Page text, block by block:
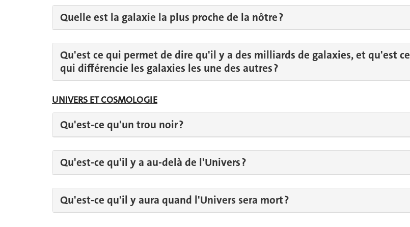
Quelle est la galaxie la plus proche de la nôtre ?
Qu'est ce qui permet de dire qu'il y a des milliards de galaxies, et qu'est ce
qui différencie les galaxies les une des autres ?
UNIVERS ET COSMOLOGIE
Qu'est-ce qu'un trou noir ?
Qu'est-ce qu'il y a au-delà de l'Univers ?
Qu'est-ce qu'il y aura quand l'Univers sera mort ?